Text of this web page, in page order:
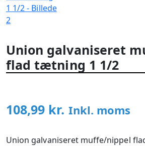
Union galvaniseret
flad tætning 1 1/2
108,99 kr. Inkl. moms
Union galvaniseret muffe/nippel